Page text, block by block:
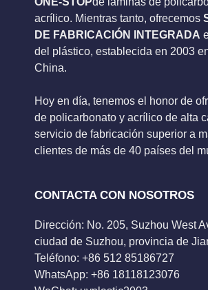
acrílico. Mientras tanto, ofrecemos
DE FABRICACIÓN INTEGRADA
del plástico, establecida en 2003
China.
Hoy en día, tenemos el honor de
de policarbonato y acrílico de alta
servicio de fabricación superior a
clientes de más de 40 países del
CONTACTA CON NOSOTROS
Dirección: No. 205, Suzhou West
ciudad de Suzhou, provincia de
Teléfono: +86 512 85186727
WhatsApp: +86 18118123076